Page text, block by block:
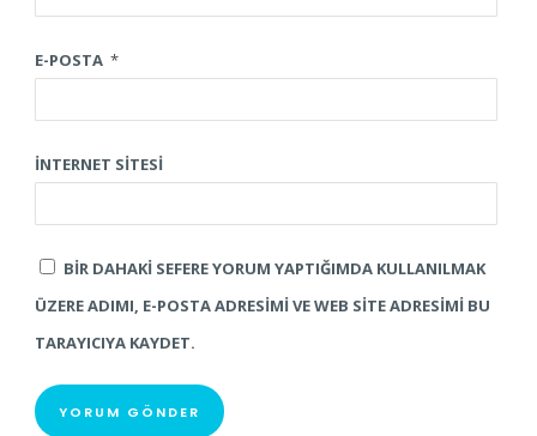
E-POSTA *
İNTERNET SITESI
BIR DAHAKI SEFERE YORUM YAPTIĞIMDA KULLANILMAK
ÜZERE ADIMI, E-POSTA ADRESIMI VE WEB SITE ADRESIMI BU
TARAYICIYA KAYDET.